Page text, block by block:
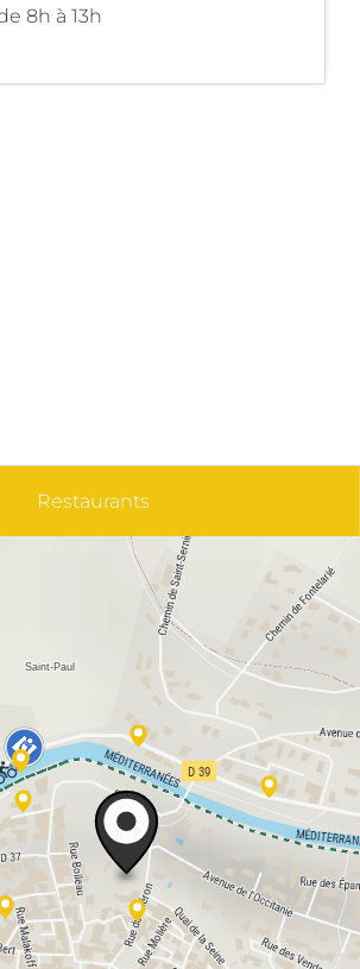
8h à 13h
Restaurants